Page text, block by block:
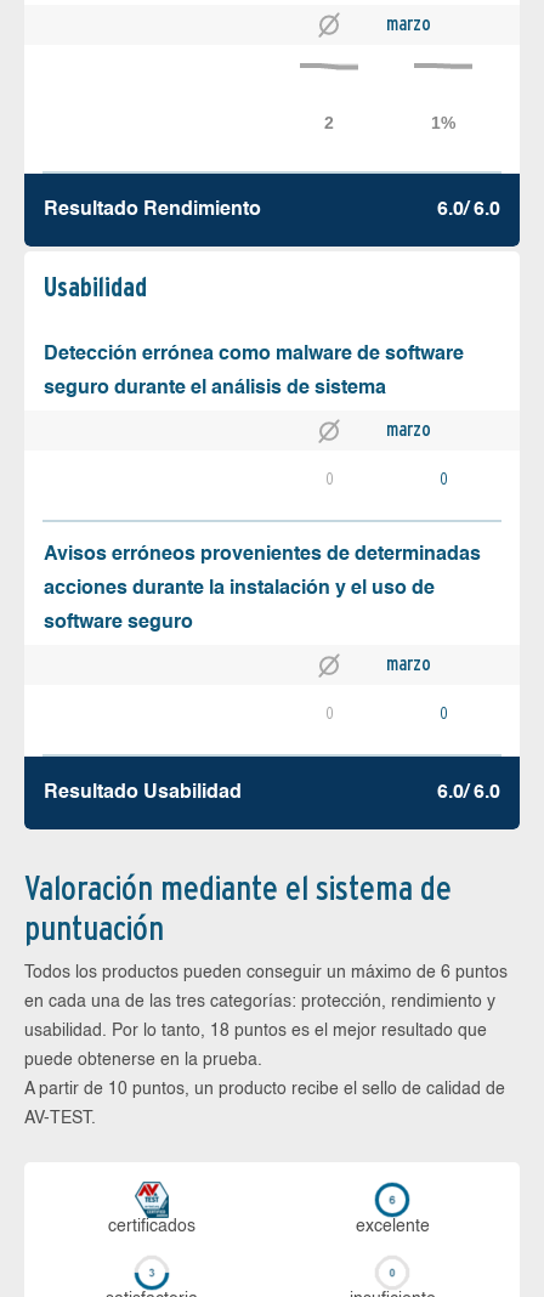
marzo
Resultado Rendimiento 6.0/ 6.0
Usabilidad
Detección errónea como malware de software
seguro durante el análisis de sistema
marzo
0 0
Avisos erróneos provenientes de determinadas
acciones durante la instalación y el uso de
software seguro
marzo
0 0
Resultado Usabilidad 6.0/ 6.0
Valoración mediante el sistema de
puntuación
Todos los productos pueden conseguir un máximo de 6 puntos
en cada una de las tres categorías: protección, rendimiento y
usabilidad. Por lo tanto, 18 puntos es el mejor resultado que
puede obtenerse en la prueba.
A partir de 10 puntos, un producto recibe el sello de calidad de
AV-TEST.
certi­ficados ex­ce­len­te